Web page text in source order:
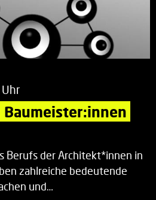
Baumeister:innen
Berufs der Architekt*innen in
zahlreiche bedeutende
und…